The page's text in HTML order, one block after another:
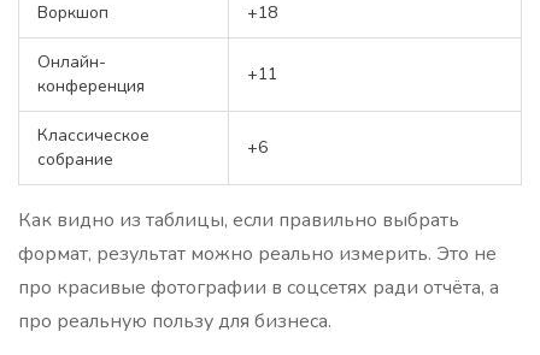
Воркшоп +18
Онлайн-
конференция
+11
Классическое
собрание
+6
Как видно из таблицы, если правильно выбрать
формат, результат можно реально измерить. Это не
про красивые фотографии в соцсетях ради отчёта, а
про реальную пользу для бизнеса.